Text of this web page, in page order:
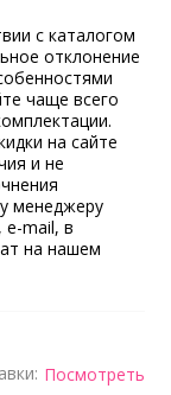
с каталогом
отклонение
чаще всего
на сайте
и не
менеджеру
mail, в
на нашем
Посмотреть